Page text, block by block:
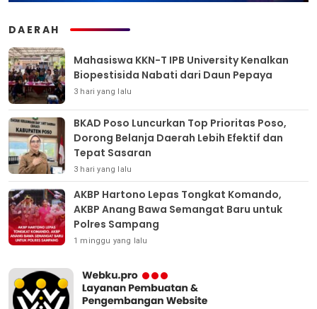
DAERAH
Mahasiswa KKN-T IPB University Kenalkan
Biopestisida Nabati dari Daun Pepaya
3 hari yang lalu
BKAD Poso Luncurkan Top Prioritas Poso,
Dorong Belanja Daerah Lebih Efektif dan
Tepat Sasaran
3 hari yang lalu
AKBP Hartono Lepas Tongkat Komando,
AKBP Anang Bawa Semangat Baru untuk
Polres Sampang
1 minggu yang lalu